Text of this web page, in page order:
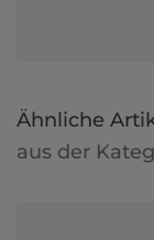
Ähnliche
aus der